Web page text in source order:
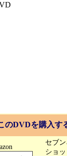
のDVDを購入す
セブ
ショ